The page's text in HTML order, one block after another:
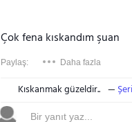
Çok fena kıskandım şuan
Paylaş: Daha fazla
Kıskanmak güzeldir..